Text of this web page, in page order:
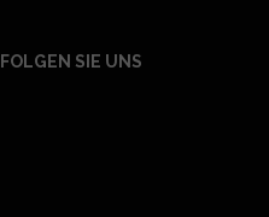
FOLGEN SIE UNS